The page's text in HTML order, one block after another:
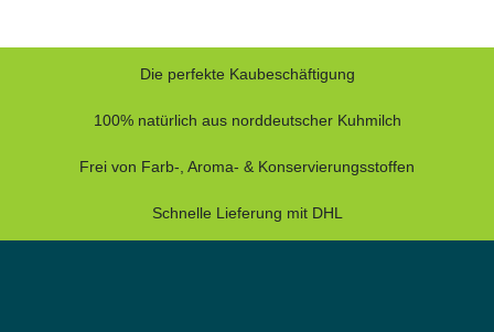
Die perfekte Kaubeschäftigung
100% natürlich aus norddeutscher Kuhmilch
Frei von Farb-, Aroma- & Konservierungsstoffen
Schnelle Lieferung mit DHL